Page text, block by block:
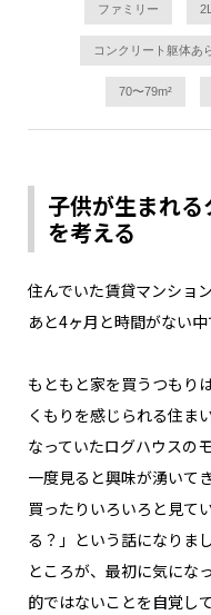
ファミリー
コンクリート躯体あ
70〜79m²
子供が生まれ
を考える
住んでいた賃貸マンショ
あと4ヶ月と時間がない
もともと家を買うつもり
くもりを感じられる住ま
なっていたログハウスの
一度見ると興味が湧いて
買ったりいろいろと見て
る？」という話になりまし
ところが、最初に気にな
的ではないことを自覚し